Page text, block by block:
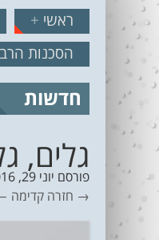
תפריט
דלג לתוכן
ראשי +
הסכנות
חדשות
גלים,
פורסם יוני 29, 2016
→ חזרה קדימה